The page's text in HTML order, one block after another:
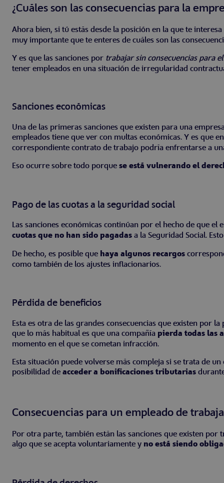
¿Cuáles son las consecuencias para la
Ahora bien, si tú estás desde la posición en la que te
muy importante que te enteres de cuáles son las
Y es que las sanciones por trabajar sin consecuencias para
tener empleados en una situación de irregularidad
Sanciones económicas
Una de las primeras sanciones que existen para una
empleados tiene que ver con multas económicas. Y es que
correspondiente contrato de trabajo podría enfrentarse a
Eso ocurre sobre todo porque se está vulnerando el
Pago de las cuotas a la seguridad social
Las sanciones económicas continúan por el hecho de que
cuotas que no han sido pagadas a la Seguridad Social.
De hecho, es posible que haya algunos recargos
como también de los ajustes inflacionarios.
Pérdida de beneficios
Esta es otra de las grandes consecuencias que existen por
que lo más habitual es que una compañía pierda todas las
momento en el que se cometan infracción.
Esta situación puede volverse más compleja si se trata de
posibilidad de acceder a bonificaciones tributarias
Consecuencias para un empleado de
Por otra parte, también están las sanciones que existen
algo que se acepta voluntariamente y no está siendo